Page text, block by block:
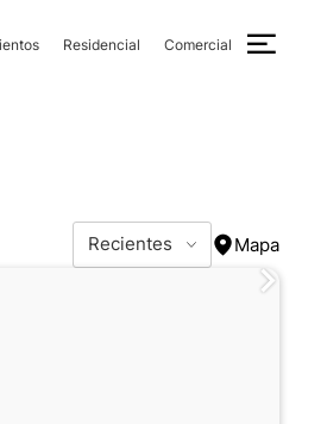
Residencial Comercial
Recientes Mapa